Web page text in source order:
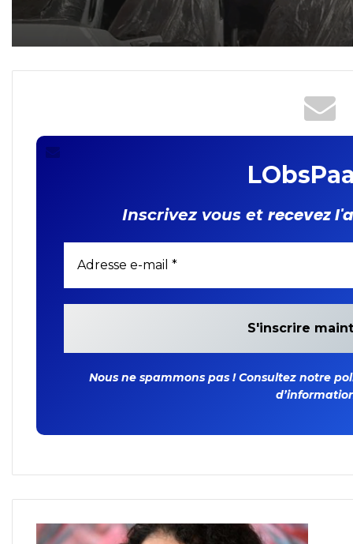
Inscrivez vous et recevez
Nous ne spammons pas ! Consultez notre